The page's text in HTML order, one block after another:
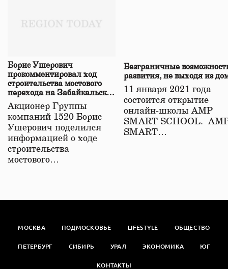
Борис Ушерович
прокомментировал ход
строительства мостового
перехода на Забайкальской
железной дороге
Акционер Группы
компаний 1520 Борис
Ушерович поделился
информацией о ходе
строительства
мостового…
Безграничные
развития, не выходя из
11 января 2021 года
состоится открытие
онлайн-школы АМР
SMART SCHOOL.
SMART…
МОСКВА ПОДМОСКОВЬЕ LIFESTYLE ОБЩЕСТВО
ПЕТЕРБУРГ СИБИРЬ УРАЛ ЭКОНОМИКА ЮГ
КОНТАКТЫ